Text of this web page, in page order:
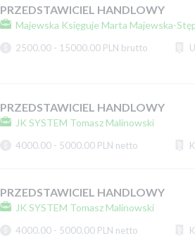
PRZEDSTAWICIEL HANDLOWY
Majewska Księguje Marta Majewska-
2500.00 - 15000.00 PLN brutto
PRZEDSTAWICIEL HANDLOWY
JK SYSTEM Tomasz Malinowski
4000.00 - 5000.00 PLN netto
PRZEDSTAWICIEL HANDLOWY
JK SYSTEM Tomasz Malinowski
4000.00 - 5000.00 PLN netto